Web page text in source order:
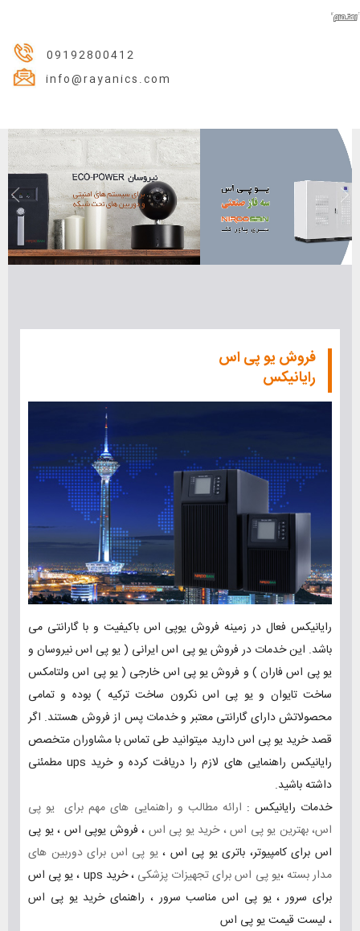
09192800412
info@rayanics.com
فروش یو پی اس
رایانیکس
رایانیکس فعال در زمینه فروش یوپی اس باکیفیت و با گارانتی می
باشد. این خدمات در فروش یو پی اس ایرانی ( یو پی اس نیروسان و
یو پی اس فاران ) و فروش یو پی اس خارجی ( یو پی اس ولتامکس
ساخت تایوان و یو پی اس نکرون ساخت ترکیه ) بوده و تمامی
محصولاتش دارای گارانتی معتبر و خدمات پس از فروش هستند. اگر
قصد خرید یو پی اس دارید میتوانید طی تماس با مشاوران متخصص
رایانیکس راهنمایی های لازم را دریافت کرده و خرید ups مطمئنی
داشته باشید.
خدمات رایانیکس : ارائه مطالب و راهنمایی های مهم برای یو پی
اس، بهترین یو پی اس ، خرید یو پی اس ، فروش یوپی اس ، یو پی
اس برای کامپیوتر، باتری یو پی اس ،یو پی اس برای دوربین های
مدار بسته،یو پی اس برای تجهیزات پزشکی ،خرید ups ،یو پی اس
برای سرور،یو پی اس مناسب سرور، راهنمای خرید یو پی اس
، لیست قیمت یو پی اس